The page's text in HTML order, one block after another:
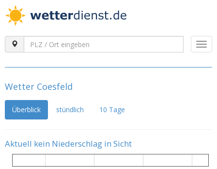
Wetter Coesfeld
Überblick stündlich 10 Tage
Aktuell kein Niederschlag in Sicht